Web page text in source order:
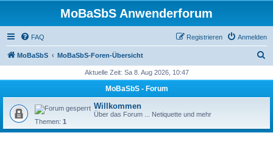
MoBaSbS Anwenderforum
FAQ Anmelden
Registrieren
MoBaSbS MoBaSbS-Foren-Übersicht
h
Aktuelle Zeit: Sa 8. Aug 2026, 10:47
MoBaSbS - Forum
Willkommen
Über das Forum ... Netiquette und mehr
Themen: 1